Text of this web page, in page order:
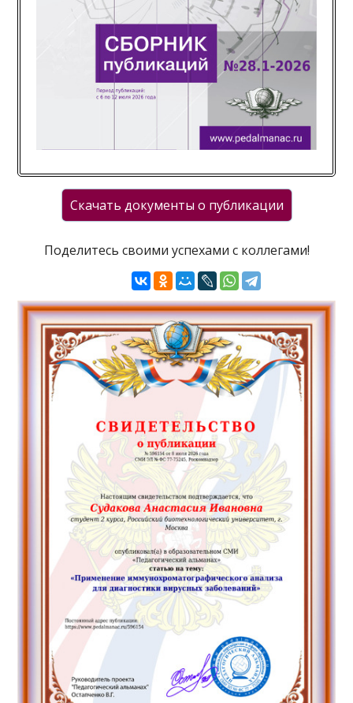
Поделитесь своими успехами с коллегами!